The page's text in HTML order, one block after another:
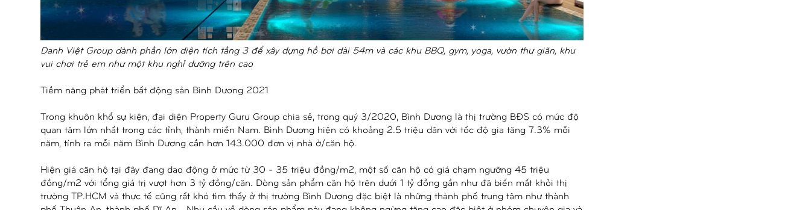
Danh Việt Group dành phần lớn diện tích tầng 3 để xây dựng hồ bơi dài 54m và các khu BBQ, gym, yoga, vườn thư giãn, khu
vui chơi trẻ em như một khu nghỉ dưỡng trên cao
Tiềm năng phát triển bất động sản Bình Dương 2021
Trong khuôn khổ sự kiện, đại diện Property Guru Group chia sẻ, trong quý 3/2020, Bình Dương là thị trường BĐS có mức độ
quan tâm lớn nhất trong các tỉnh, thành miền Nam. Bình Dương hiện có khoảng 2.5 triệu dân với tốc độ gia tăng 7.3% mỗi
năm, tính ra mỗi năm Bình Dương cần hơn 143.000 đơn vị nhà ở/căn hộ.
Hiện giá căn hộ tại đây đang dao động ở mức từ 30 - 35 triệu đồng/m2, một số căn hộ có giá chạm ngưỡng 45 triệu
đồng/m2 với tổng giá trị vượt hơn 3 tỷ đồng/căn. Dòng sản phẩm căn hộ trên dưới 1 tỷ đồng gần như đã biến mất khỏi thị
trường TP.HCM và thực tế cũng rất khó tìm thấy ở thị trường Bình Dương đặc biệt là những thành phố trung tâm như thành